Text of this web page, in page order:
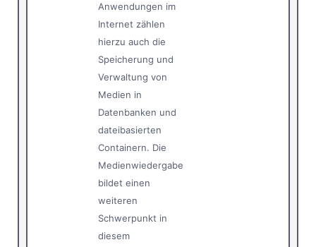
Anwendungen im
Internet zählen
hierzu auch die
Speicherung und
Verwaltung von
Medien in
Datenbanken und
dateibasierten
Containern. Die
Medienwiedergabe
bildet einen
weiteren
Schwerpunkt in
diesem